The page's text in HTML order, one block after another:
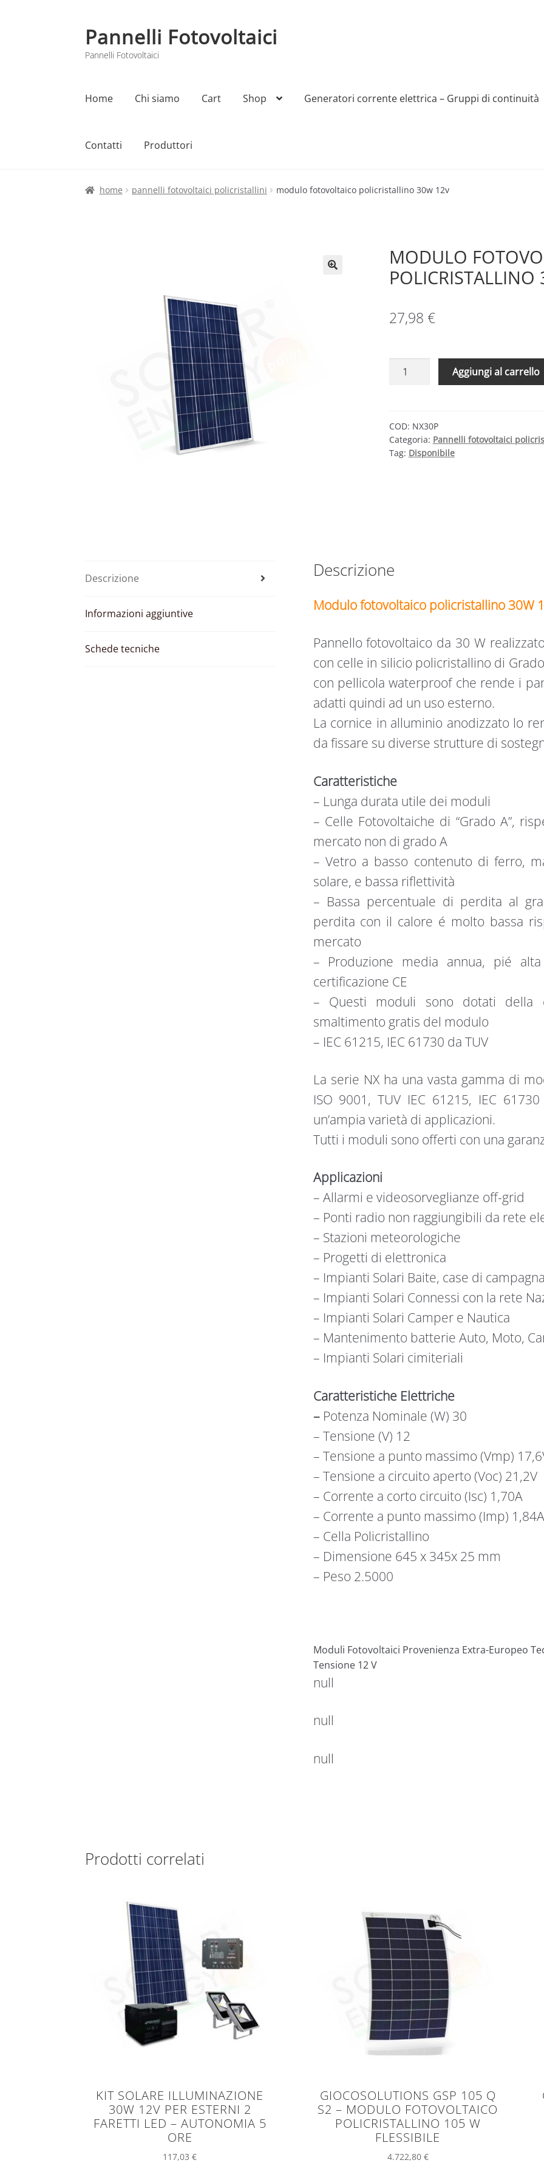
Vai
alla
navigazione
Vai
al
contenuto
Pannelli Fotovoltaici
Pannelli Fotovoltaici
Home Chi siamo Cart Shop Generatori corrente elettrica – Gruppi di continuità
Contatti Produttori
Home Cart Checkout Chi siamoContatti My account Produttori Sample Page Shop
home pannelli fotovoltaici policristallini modulo fotovoltaico policristallino 30w 12v
MODULO
27,98 €
MODULO
FOTOVOLTAICO
12V
quantità
Aggiungi al carrello
COD: NX30P
Categoria: Pannelli fotovoltaici
Tag: Disponibile
Descrizione
Informazioni aggiuntive
Schede tecniche
Descrizione
Modulo fotovoltaico policristallino 30W
Pannello fotovoltaico da 30 W
con celle in silicio policristallino di
con pellicola waterproof che rende i
adatti quindi ad un uso esterno.
La cornice in alluminio anodizzato lo
da fissare su diverse strutture di
Caratteristiche
– Lunga durata utile dei moduli
– Celle Fotovoltaiche di “Grado A”,
mercato non di grado A
– Vetro a basso contenuto di ferro,
solare, e bassa riflettività
– Bassa percentuale di perdita al
perdita con il calore é molto bassa
mercato
– Produzione media annua, pié
certificazione CE
– Questi moduli sono dotati della
smaltimento gratis del modulo
– IEC 61215, IEC 61730 da TUV
La serie NX ha una vasta gamma di
ISO 9001, TUV IEC 61215, IEC
un’ampia varietà di applicazioni.
Tutti i moduli sono offerti con una
Applicazioni
– Allarmi e videosorveglianze off-grid
– Ponti radio non raggiungibili da rete
– Stazioni meteorologiche
– Progetti di elettronica
– Impianti Solari Baite, case di
– Impianti Solari Connessi con la rete
– Impianti Solari Camper e Nautica
– Mantenimento batterie Auto, Moto,
– Impianti Solari cimiteriali
Caratteristiche Elettriche
– Potenza Nominale (W) 30
– Tensione (V) 12
– Tensione a punto massimo (Vmp)
– Tensione a circuito aperto (Voc) 21,2V
– Corrente a corto circuito (Isc) 1,70A
– Corrente a punto massimo (Imp) 1,84A
– Cella Policristallino
– Dimensione 645 x 345x 25 mm
– Peso 2.5000
Moduli Fotovoltaici Provenienza Extra-Europeo
Tensione 12 V
null
null
null
Prodotti correlati
KIT SOLARE ILLUMINAZIONE
30W 12V PER ESTERNI 2
FARETTI LED – AUTONOMIA 5
ORE
117,03€
GIOCOSOLUTIONS GSP 105 Q
S2 – MODULO FOTOVOLTAICO
POLICRISTALLINO 105 W
FLESSIBILE
4.722,80 €